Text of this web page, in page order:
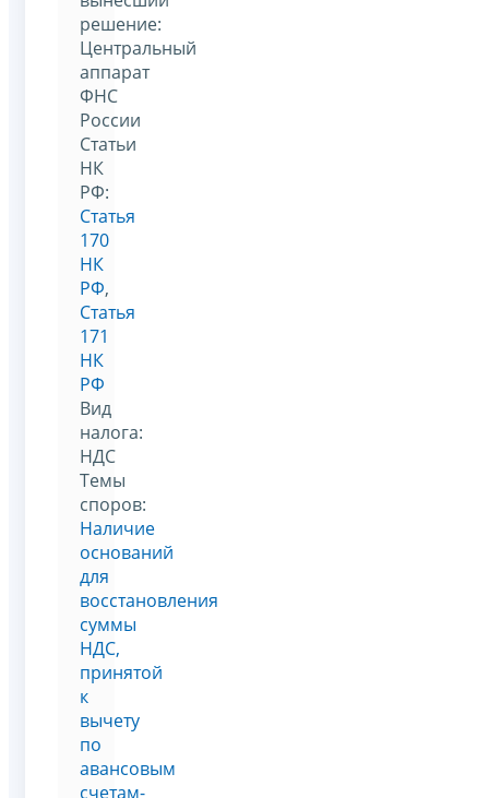
решение:
Центральный
аппарат
ФНС
России
Статьи
НК
РФ:
Статья
170
НК
РФ,
Статья
171
НК
РФ
Вид
налога:
НДС
Темы
споров:
Наличие
оснований
для
восстановления
суммы
НДС,
принятой
к
вычету
по
авансовым
счетам-